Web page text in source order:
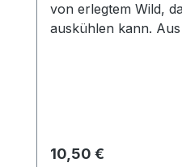
von erlegtem Wild, damit
auskühlen kann.
Regulärer Preis:
10,50 €